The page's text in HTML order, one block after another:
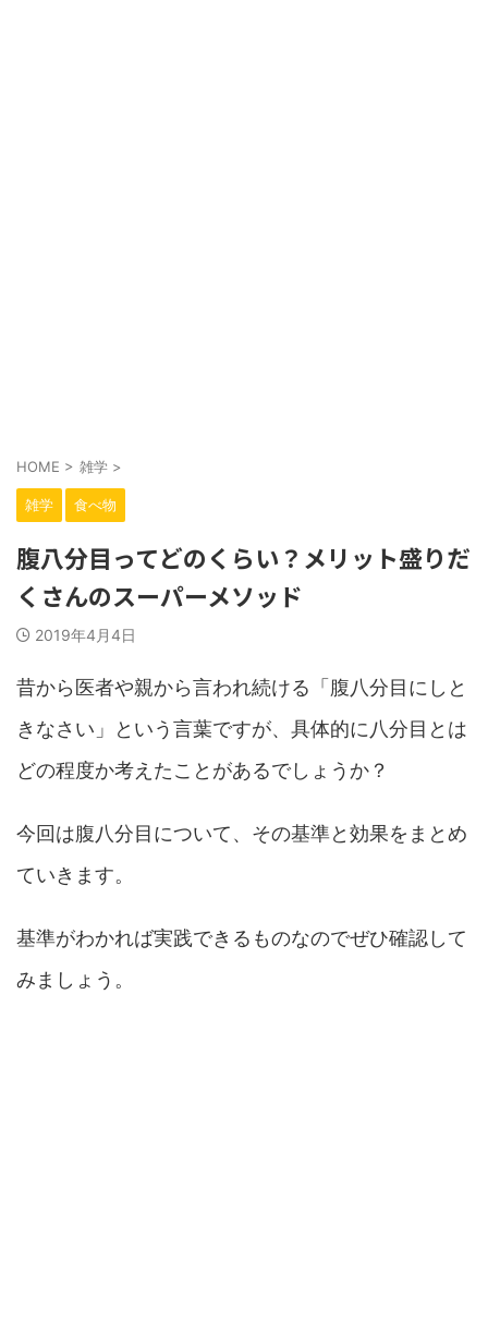
HOME > 雑学 >
雑学 食べ物
腹八分目ってどのくらい？メリット盛りだ
くさんのスーパーメソッド
2019年4月4日
昔から医者や親から言われ続ける「腹八分目にしと
きなさい」という言葉ですが、具体的に八分目とは
どの程度か考えたことがあるでしょうか？
今回は腹八分目について、その基準と効果をまとめ
ていきます。
基準がわかれば実践できるものなのでぜひ確認して
みましょう。